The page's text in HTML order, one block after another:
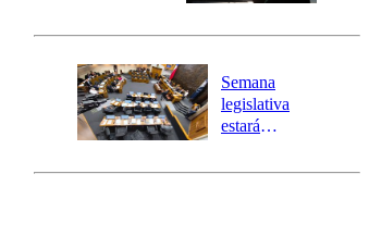
activa Alerta
Preventiva en
tres comunas
Semana
legislativa
estará
el fin de la